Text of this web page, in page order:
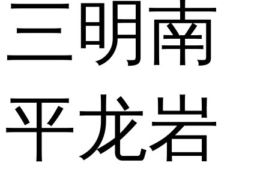
三明南
平龙岩